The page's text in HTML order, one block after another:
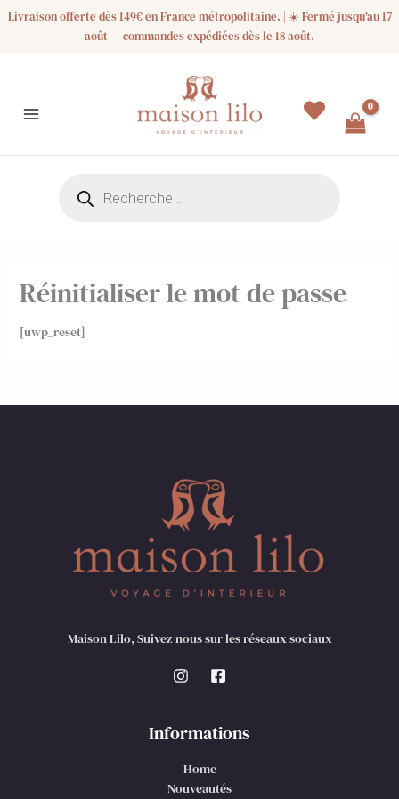
AllerLivraison offerte dès 149€ en France métropolitaine. | ☀️ Fermé jusqu’au 17
août — commandes expédiées dès le 18 août.
produits
Réinitialiser le mot de passe
[uwp_reset]
Maison Lilo, Suivez nous sur les réseaux sociaux
Informations
Home
Nouveautés